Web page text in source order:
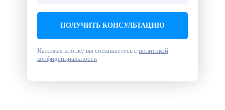
ПОЛУЧИТЬ КОНСУЛЬТАЦИЮ
Нажимая кнопку вы соглашаетесь с политикой
конфиденциальности